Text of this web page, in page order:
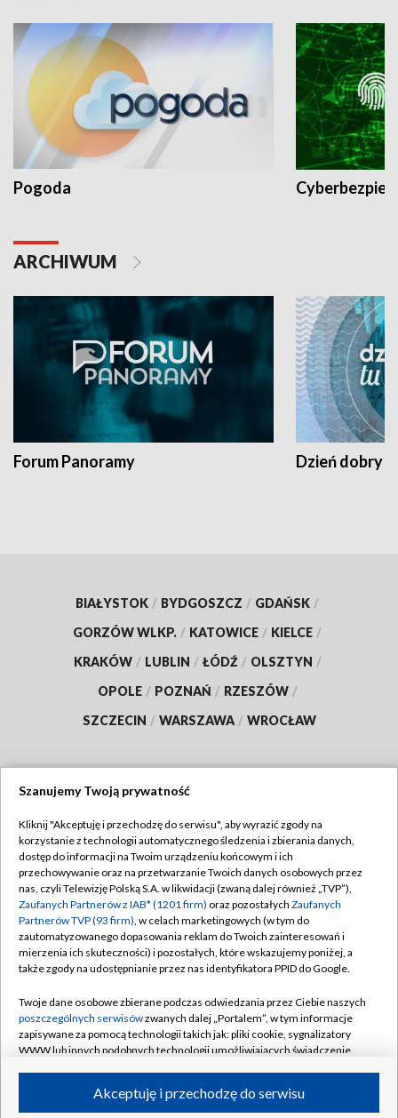
Pogoda
ARCHIWUM
Forum Panoramy Dzień dobry
BIAŁYSTOK / BYDGOSZCZ / GDAŃSK /
GORZÓW WLKP. / KATOWICE / KIELCE /
KRAKÓW / LUBLIN / ŁÓDŹ / OLSZTYN /
OPOLE / POZNAŃ / RZESZÓW /
SZCZECIN / WARSZAWA / WROCŁAW
TVP
Abonament TVP
Emisja w TVP
Centrum informacji TVP
Naziemna Telewizja Cyfrowa
Rada Programowa
System NOS
Informacje o nadawcy
Program dla prasy
Regulamin TVP
Polityka prywatności
Moje zgody
Pomoc
Kontakt
Kanały
Szanujemy Twoją prywatność
Kliknij "Akceptuję i przechodzę do serwisu", aby wyrazić zgody na
korzystanie z technologii automatycznego śledzenia i zbierania danych,
dostęp do informacji na Twoim urządzeniu końcowym i ich
przechowywanie oraz na przetwarzanie Twoich danych osobowych przez
nas, czyli Telewizję Polską S.A. w likwidacji (zwaną dalej również „TVP”),
Zaufanych Partnerów z IAB* (1201 firm) oraz pozostałych Zaufanych
Partnerów TVP (93 firm), w celach marketingowych (w tym do
zautomatyzowanego dopasowania reklam do Twoich zainteresowań i
mierzenia ich skuteczności) i pozostałych, które wskazujemy poniżej, a
także zgody na udostępnianie przez nas identyfikatora PPID do Google.
Twoje dane osobowe zbierane podczas odwiedzania przez Ciebie naszych
poszczególnych serwisówzwanych dalej „Portalem”, w tym informacje
zapisywane za pomocą technologii takich jak: pliki cookie, sygnalizatory
WWW lub innych podobnych technologii umożliwiających świadczenie
ruchu w Internecie.Akceptuję i przechodzę do serwisu